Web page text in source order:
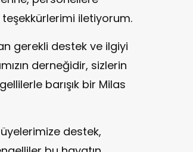
iletiyorum.
gerekli destek ve ilgiyi
derneğidir, sizlerin
barışık bir Milas
destek,